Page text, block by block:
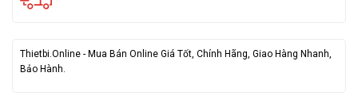
Thietbi.Online - Mua Bán Online Giá Tốt, Chính Hãng, Giao Hàng Nhanh,
Bảo Hành.